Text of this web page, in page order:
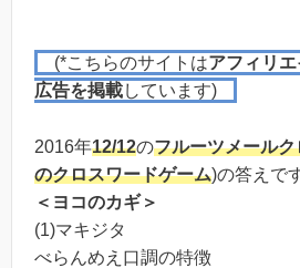
(*こちらのサイトはアフィリエ
広告を掲載しています)
2016年12/12のフルーツメールク
のクロスワードゲーム)の答えで
＜ヨコのカギ＞
(1)マキジタ
べらんめえ口調の特徴